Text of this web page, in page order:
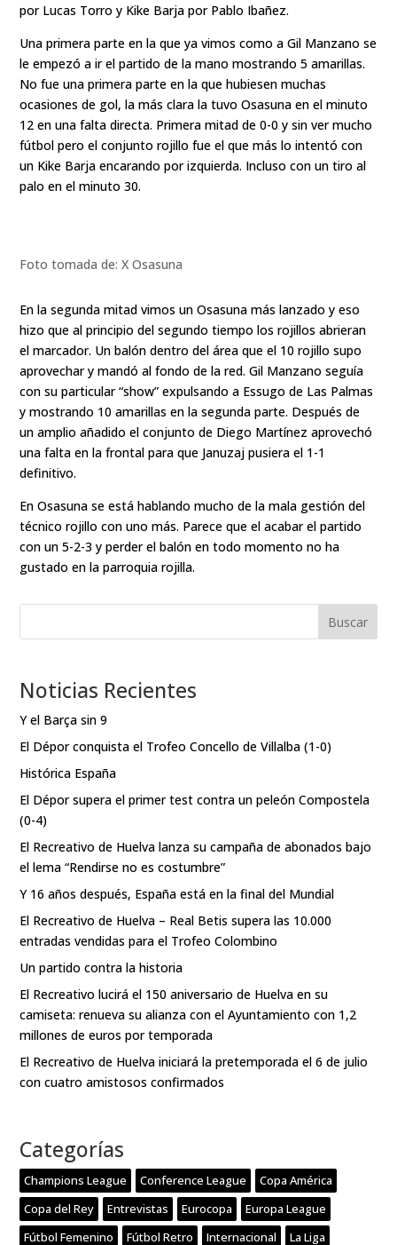
por Lucas Torro y Kike Barja por Pablo Ibañez.
Una primera parte en la que ya vimos como a Gil Manzano se
le empezó a ir el partido de la mano mostrando 5 amarillas.
No fue una primera parte en la que hubiesen muchas
ocasiones de gol, la más clara la tuvo Osasuna en el minuto
12 en una falta directa. Primera mitad de 0-0 y sin ver mucho
fútbol pero el conjunto rojillo fue el que más lo intentó con
un Kike Barja encarando por izquierda. Incluso con un tiro al
palo en el minuto 30.
Foto tomada de: X Osasuna
En la segunda mitad vimos un Osasuna más lanzado y eso
hizo que al principio del segundo tiempo los rojillos abrieran
el marcador. Un balón dentro del área que el 10 rojillo supo
aprovechar y mandó al fondo de la red. Gil Manzano seguía
con su particular “show” expulsando a Essugo de Las Palmas
y mostrando 10 amarillas en la segunda parte. Después de
un amplio añadido el conjunto de Diego Martínez aprovechó
una falta en la frontal para que Januzaj pusiera el 1-1
definitivo.
En Osasuna se está hablando mucho de la mala gestión del
técnico rojillo con uno más. Parece que el acabar el partido
con un 5-2-3 y perder el balón en todo momento no ha
gustado en la parroquia rojilla.
Buscar
Noticias Recientes
Y el Barça sin 9
El Dépor conquista el Trofeo Concello de Villalba (1-0)
Histórica España
El Dépor supera el primer test contra un peleón Compostela
(0-4)
El Recreativo de Huelva lanza su campaña de abonados bajo
el lema “Rendirse no es costumbre”
Y 16 años después, España está en la final del Mundial
El Recreativo de Huelva – Real Betis supera las 10.000
entradas vendidas para el Trofeo Colombino
Un partido contra la historia
El Recreativo lucirá el 150 aniversario de Huelva en su
camiseta: renueva su alianza con el Ayuntamiento con 1,2
millones de euros por temporada
El Recreativo de Huelva iniciará la pretemporada el 6 de julio
con cuatro amistosos confirmados
Categorías
Champions League Conference League
Copa América
Copa del Rey
Entrevistas Eurocopa
Europa League
Fútbol Femenino
Fútbol Retro Internacional La Liga